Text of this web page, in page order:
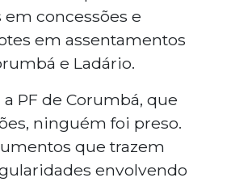
concessões e
em assentamentos
e Ladário.
PF de Corumbá, que
ninguém foi preso.
que trazem
envolvendo